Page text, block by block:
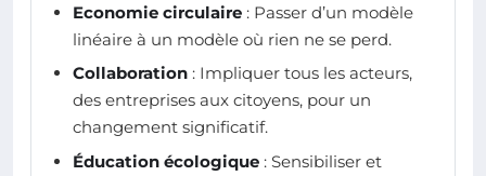
Economie circulaire : Passer d’un modèle
linéaire à un modèle où rien ne se perd.
Collaboration : Impliquer tous les acteurs,
des entreprises aux citoyens, pour un
changement significatif.
Éducation écologique : Sensibiliser et